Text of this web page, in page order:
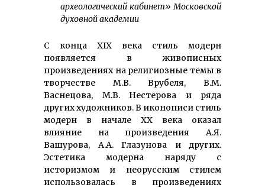
археологический кабинет» Московской
духовной академии
С конца XIX века стиль модерн
появляется в живописных
произведениях на религиозные темы в
творчестве М.В. Врубеля, В.М.
Васнецова, М.В. Нестерова и ряда
других художников. В иконописи стиль
модерн в начале ХХ века оказал
влияние на произведения А.Я.
Вашурова, А.А. Глазунова и других.
Эстетика модерна наряду с
историзмом и неорусским стилем
использовалась в произведениях